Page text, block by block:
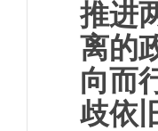
推进
离的
向而
歧依